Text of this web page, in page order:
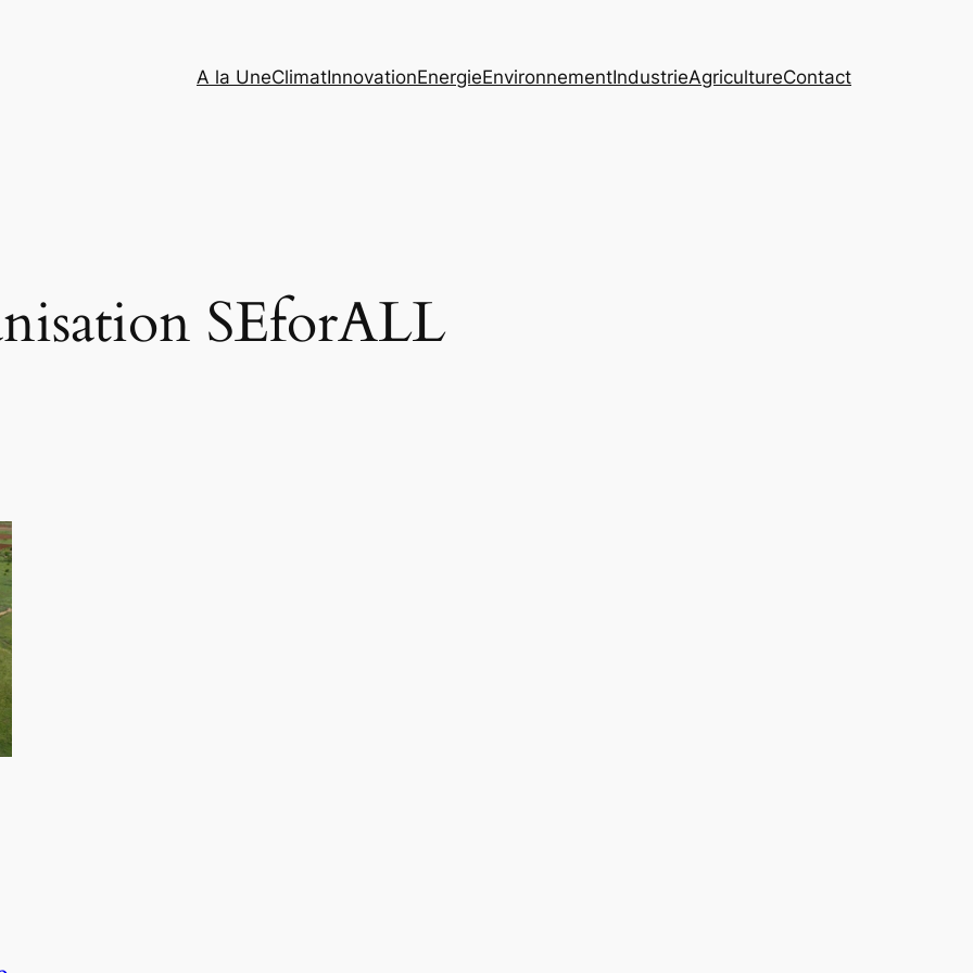
A la UneClimatInnovationEnergieEnvironnementIndustrieAgricultureContact
SEforALL